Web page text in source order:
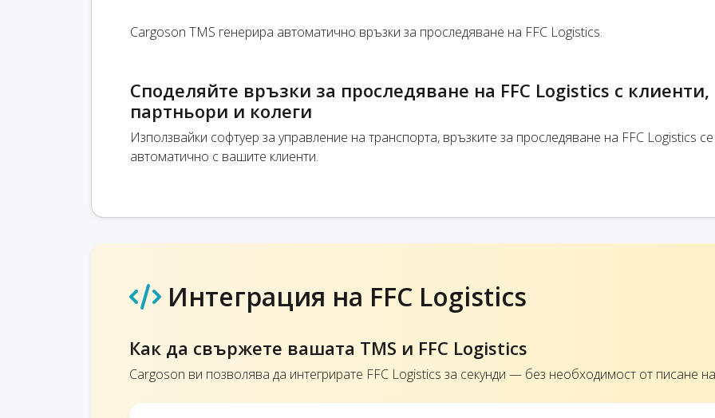
Cargoson TMS генерира автоматично връзки за проследяване на FFC Logistics.
Споделяйте връзки за проследяване на FFC Logistics с клиенти,
партньори и колеги
Използвайки софтуер за управление на транспорта, връзките за проследяване на FFC Logistics
автоматично с вашите клиенти.
Интеграция на FFC Logistics
Как да свържете вашата TMS и FFC Logistics
Cargoson ви позволява да интегрирате FFC Logistics за секунди — без необходимост от писане